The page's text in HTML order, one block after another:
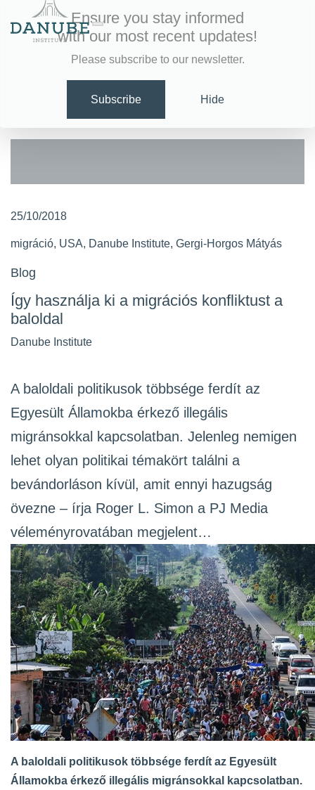
Ensure you stay informed
with our most recent updates!
Please subscribe to our newsletter.
Subscribe Hide
25/10/2018
migráció, USA, Danube Institute, Gergi-Horgos Mátyás
Blog
Így használja ki a migrációs konfliktust a
baloldal
Danube Institute
A baloldali politikusok többsége ferdít az
Egyesült Államokba érkező illegális
migránsokkal kapcsolatban. Jelenleg nemigen
lehet olyan politikai témakört találni a
bevándorláson kívül, amit ennyi hazugság
övezne – írja Roger L. Simon a PJ Media
véleményrovatában megjelent…
A baloldali politikusok többsége ferdít az Egyesült
Államokba érkező illegális migránsokkal kapcsolatban.